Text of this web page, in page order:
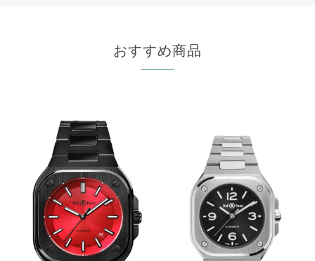
おすすめ商品